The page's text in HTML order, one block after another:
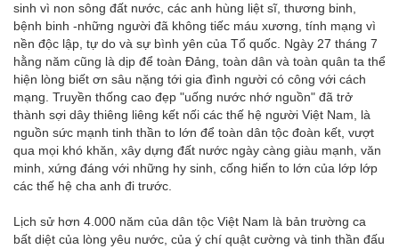
sinh vì non sông đất nước, các anh hùng liệt sĩ, thương binh,
bệnh binh -những người đã không tiếc máu xương, tính mạng vì
nền độc lập, tự do và sự bình yên của Tổ quốc. Ngày 27 tháng 7
hằng năm cũng là dịp để toàn Đảng, toàn dân và toàn quân ta thể
hiện lòng biết ơn sâu nặng tới gia đình người có công với cách
mạng. Truyền thống cao đẹp "uống nước nhớ nguồn" đã trở
thành sợi dây thiêng liêng kết nối các thế hệ người Việt Nam, là
nguồn sức mạnh tinh thần to lớn để toàn dân tộc đoàn kết, vượt
qua mọi khó khăn, xây dựng đất nước ngày càng giàu mạnh, văn
minh, xứng đáng với những hy sinh, cống hiến to lớn của lớp lớp
các thế hệ cha anh đi trước.
Lịch sử hơn 4.000 năm của dân tộc Việt Nam là bản trường ca
bất diệt của lòng yêu nước, của ý chí quật cường và tinh thần đấu